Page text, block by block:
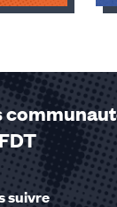
suivre